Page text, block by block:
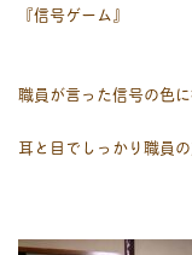
『信号ゲーム』
職員が言った信号の色
耳と目でしっかり職員